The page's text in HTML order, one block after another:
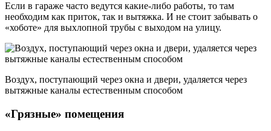
Если в гараже часто ведутся какие-либо работы, то там
необходим как приток, так и вытяжка. И не стоит забывать о
«хоботе» для выхлопной трубы с выходом на улицу.
Воздух, поступающий через окна и двери, удаляется через
вытяжные каналы естественным способом
«Грязные» помещения